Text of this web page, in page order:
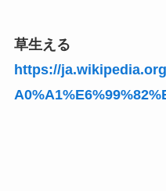
草生える
https://